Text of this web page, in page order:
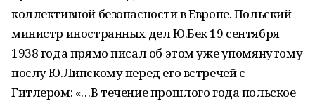
коллективной безопасности в Европе. Польский
министр иностранных дел Ю.Бек 19 сентября
1938 года прямо писал об этом уже упомянутому
послу Ю.Липскому перед его встречей с
Гитлером: «…В течение прошлого года польское